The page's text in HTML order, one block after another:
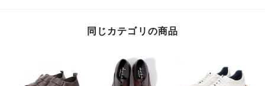
同じカテゴリの商品